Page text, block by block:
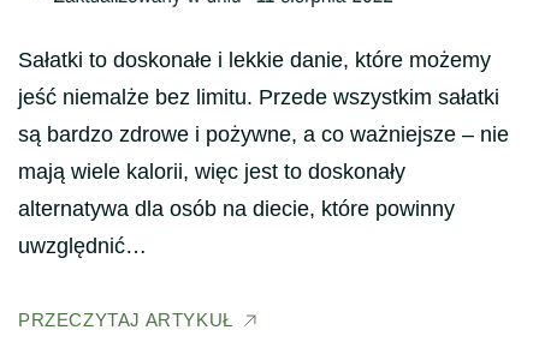
Sałatki to doskonałe i lekkie danie, które możemy
jeść niemalże bez limitu. Przede wszystkim sałatki
są bardzo zdrowe i pożywne, a co ważniejsze – nie
mają wiele kalorii, więc jest to doskonały
alternatywa dla osób na diecie, które powinny
uwzględnić…
PRZECZYTAJ ARTYKUŁ